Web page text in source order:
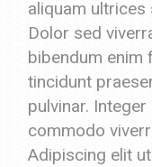
aliquam
Dolor sed
bibendum enim
tincidunt
pulvinar.
commodo
Adipiscing elit